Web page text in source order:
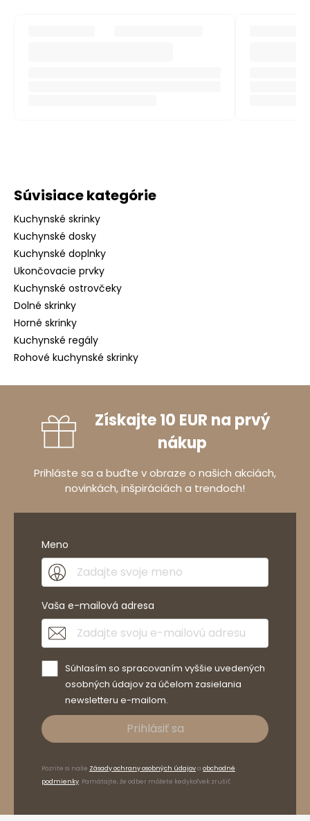
Súvisiace kategórie
Kuchynské skrinky
Kuchynské dosky
Kuchynské doplnky
Ukončovacie prvky
Kuchynské ostrovčeky
Dolné skrinky
Horné skrinky
Kuchynské regály
Rohové kuchynské skrinky
Získajte 10 EUR na prvý
nákup
Prihláste sa a buďte v obraze o našich akciách,
novinkách, inšpiráciách a trendoch!
Meno
Vaša e-mailová adresa
Súhlasím so spracovaním vyššie uvedených
osobných údajov za účelom zasielania
newsletteru e-mailom.
Prihlásiť sa
Pozrite si naše Zásady ochrany osobných údajova obchodné
podmienky. Pamätajte, že odber môžete kedykoľvek zrušiť.